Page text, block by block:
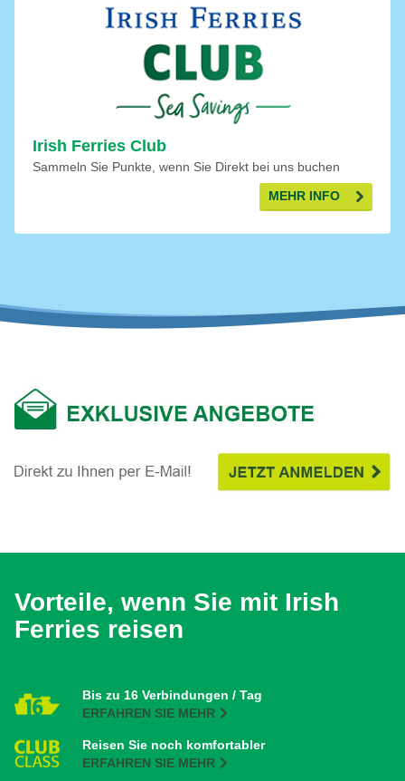
Irish Ferries Club
Sammeln Sie Punkte, wenn Sie Direkt bei uns buchen
MEHR INFO
Vorteile, wenn Sie mit Irish
Ferries reisen
Bis zu 16 Verbindungen / Tag
ERFAHREN SIE MEHR
Reisen Sie noch komfortabler
ERFAHREN SIE MEHR